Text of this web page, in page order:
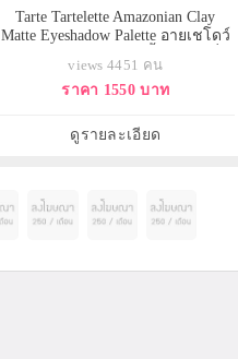
Tarte Tartelette Amazonian Clay
Matte Eyeshadow Palette อายเชโดว์
รังสรรค์จากแรงบันดาลใจ ให้ผู้หญิง
มีความมั่นใจในทุกวัน ด้วยอายชา
สวยได้ในทุกโอกาส บำรุงผิวจาก
ส่วนผสมของ พร้อมการบำรุง
views 4451 คน
ราคา 1550 บาท
ดูรายละเอียด